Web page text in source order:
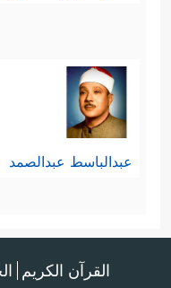
عبدالباسط عبدالصمد
القرآن الكريم